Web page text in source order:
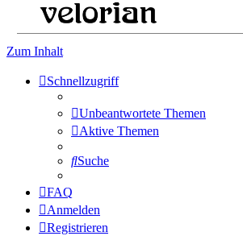
support for the velorian blinkerset for bicycles
Zum Inhalt
Schnellzugriff
Unbeantwortete Themen
Aktive Themen
Suche
FAQ
Anmelden
Registrieren